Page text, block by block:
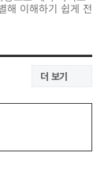
해 이해하기 쉽게 전
더 보기